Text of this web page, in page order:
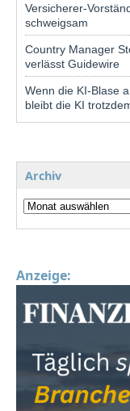
Versicherer-
schweigsam
Country Manager
verlässt Guidewire
Wenn die KI-Blase
bleibt die KI
Archiv
Anzeige: